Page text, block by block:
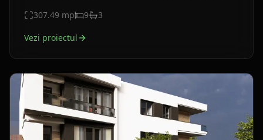
307.49 mp 9 3
Vezi proiectul